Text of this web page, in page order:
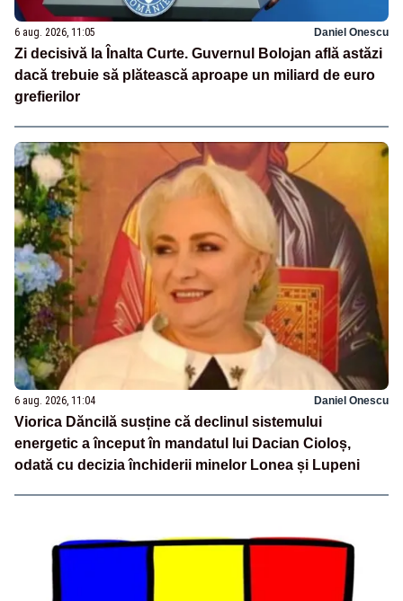
6 aug. 2026, 11:05 Daniel Onescu
Zi decisivă la Înalta Curte. Guvernul Bolojan află astăzi
dacă trebuie să plătească aproape un miliard de euro
grefierilor
6 aug. 2026, 11:04 Daniel Onescu
Viorica Dăncilă susține că declinul sistemului
energetic a început în mandatul lui Dacian Cioloș,
odată cu decizia închiderii minelor Lonea și Lupeni